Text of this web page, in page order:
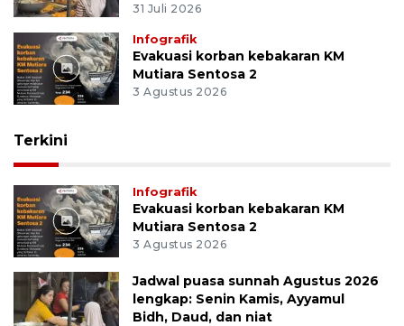
31 Juli 2026
Infografik
Evakuasi korban kebakaran KM
Mutiara Sentosa 2
3 Agustus 2026
Terkini
Infografik
Evakuasi korban kebakaran KM
Mutiara Sentosa 2
3 Agustus 2026
Jadwal puasa sunnah Agustus 2026
lengkap: Senin Kamis, Ayyamul
Bidh, Daud, dan niat